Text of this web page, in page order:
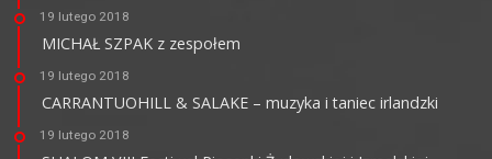
19 lutego 2018
MICHAŁ SZPAK z zespołem
19 lutego 2018
CARRANTUOHILL & SALAKE – muzyka i taniec irlandzki
19 lutego 2018